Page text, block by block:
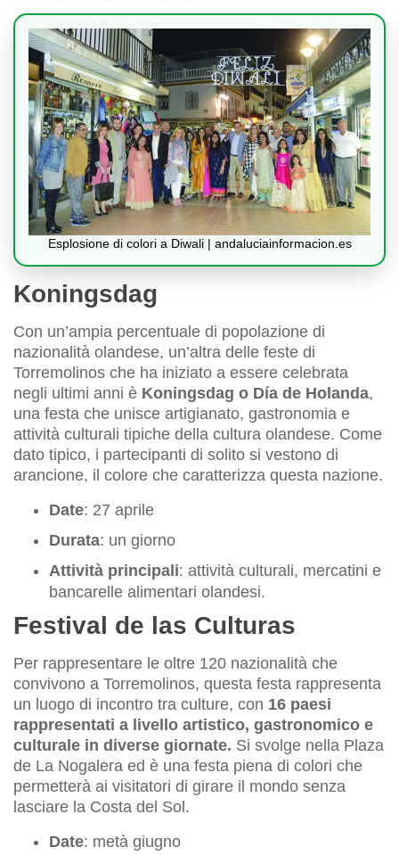
Esplosione di colori a Diwali | andaluciainformacion.es
Koningsdag
Con un’ampia percentuale di popolazione di
nazionalità olandese, un’altra delle feste di
Torremolinos che ha iniziato a essere celebrata
negli ultimi anni è Koningsdag o Día de Holanda,
una festa che unisce artigianato, gastronomia e
attività culturali tipiche della cultura olandese. Come
dato tipico, i partecipanti di solito si vestono di
arancione, il colore che caratterizza questa nazione.
Date: 27 aprile
Durata: un giorno
Attività principali: attività culturali, mercatini e
bancarelle alimentari olandesi.
Festival de las Culturas
Per rappresentare le oltre 120 nazionalità che
convivono a Torremolinos, questa festa rappresenta
un luogo di incontro tra culture, con 16 paesi
rappresentati a livello artistico, gastronomico e
culturale in diverse giornate. Si svolge nella Plaza
de La Nogalera ed è una festa piena di colori che
permetterà ai visitatori di girare il mondo senza
lasciare la Costa del Sol.
Date: metà giugno